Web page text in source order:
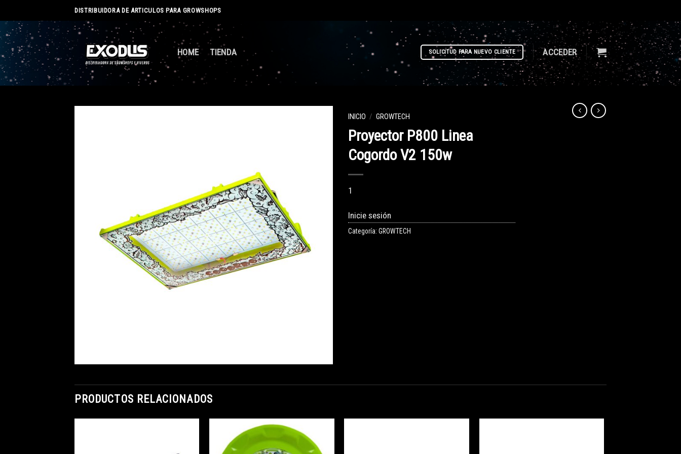
to
content
DISTRIBUIDORA DE ARTICULOS PARA GROWSHOPS
HOME TIENDA SOLICITUD PARA NUEVO CLIENTE ACCEDER
INICIO / GROWTECH
Proyector P800 Linea
Cogordo V2 150w
1
Inicie sesión
Categoría: GROWTECH
PRODUCTOS RELACIONADOS